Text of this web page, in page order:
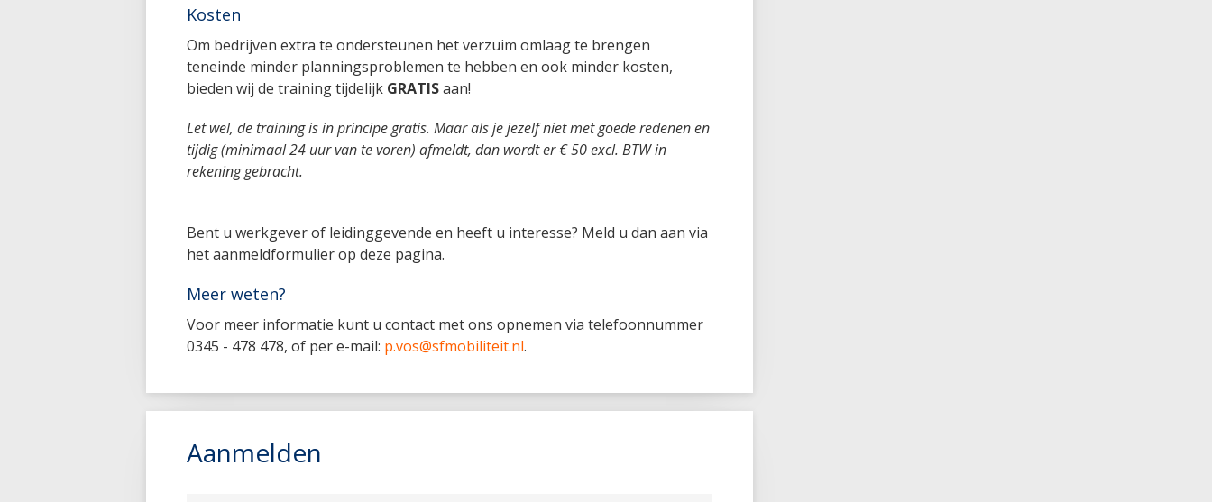
Kosten
Om bedrijven extra te ondersteunen het verzuim omlaag te brengen
teneinde minder planningsproblemen te hebben en ook minder kosten,
bieden wij de training tijdelijk GRATISaan!
Let wel, de training is in principe gratis. Maar als je jezelf niet met goede redenen en
tijdig (minimaal 24 uur van te voren) afmeldt, dan wordt er € 50 excl. BTW in
rekening gebracht.
Bent u werkgever of leidinggevende en heeft u interesse? Meld u dan aan via
het aanmeldformulier op deze pagina.
Meer weten?
Voor meer informatie kunt u contact met ons opnemen via telefoonnummer
0345 - 478 478, of per e-mail: p.vos@sfmobiliteit.nl.
Aanmelden